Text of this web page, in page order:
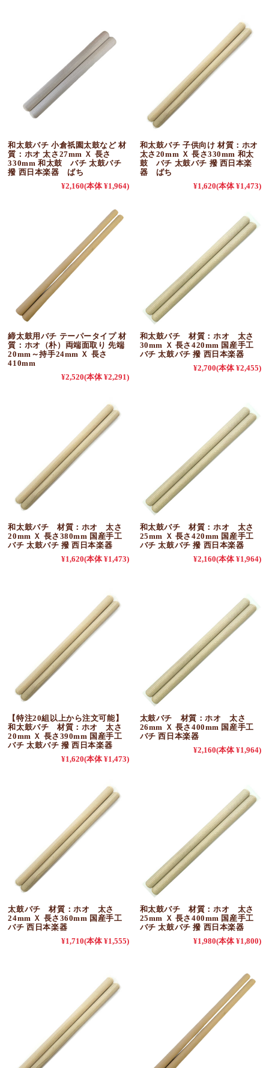
和太鼓バチ 小倉祇園太鼓など 材
質：ホオ 太さ27mm Ｘ 長さ
330mm 和太鼓 バチ 太鼓バチ
撥 西日本楽器 ばち
¥2,160(本体 ¥1,964)
和太鼓バチ 子供向け 材質：ホオ
太さ20mm Ｘ 長さ330mm 和太
鼓 バチ 太鼓バチ 撥 西日本楽
器 ばち
¥1,620(本体 ¥1,473)
締太鼓用バチ テーパータイプ 材
質：ホオ（朴）両端面取り 先端
20mm～持手24mm Ｘ 長さ
410mm
¥2,520(本体 ¥2,291)
和太鼓バチ 材質：ホオ 太さ
30mm Ｘ 長さ420mm 国産手工
バチ 太鼓バチ 撥 西日本楽器
¥2,700(本体 ¥2,455)
和太鼓バチ 材質：ホオ 太さ
20mm Ｘ 長さ380mm 国産手工
バチ 太鼓バチ 撥 西日本楽器
¥1,620(本体 ¥1,473)
和太鼓バチ 材質：ホオ 太さ
25mm Ｘ 長さ420mm 国産手工
バチ 太鼓バチ 撥 西日本楽器
¥2,160(本体 ¥1,964)
【特注20組以上から注文可能】
和太鼓バチ 材質：ホオ 太さ
20mm Ｘ 長さ390mm 国産手工
バチ 太鼓バチ 撥 西日本楽器
¥1,620(本体 ¥1,473)
太鼓バチ 材質：ホオ 太さ
26mm Ｘ 長さ400mm 国産手工
バチ 西日本楽器
¥2,160(本体 ¥1,964)
太鼓バチ 材質：ホオ 太さ
24mm Ｘ 長さ360mm 国産手工
バチ 西日本楽器
¥1,710(本体 ¥1,555)
和太鼓バチ 材質：ホオ 太さ
25mm Ｘ 長さ400mm 国産手工
バチ 太鼓バチ 撥 西日本楽器
¥1,980(本体 ¥1,800)